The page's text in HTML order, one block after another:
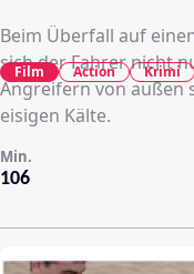
Beim Überfall auf
sich der Fahrer nicht
Angreifern von außen
eisigen Kälte.
106
Min.
Film Action Krimi